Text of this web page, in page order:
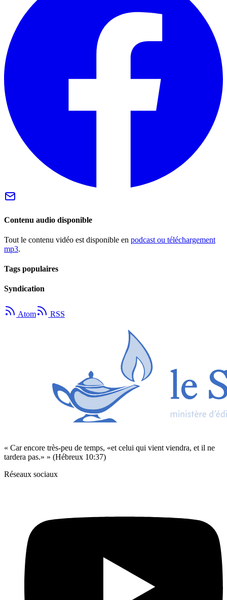
Contenu audio disponible
Tout le contenu vidéo est disponible en podcast ou téléchargement
mp3.
Tags populaires
Syndication
Atom RSS
« Car encore très-peu de temps, «et celui qui vient viendra, et il ne
tardera pas.» » (Hébreux 10:37)
Réseaux sociaux